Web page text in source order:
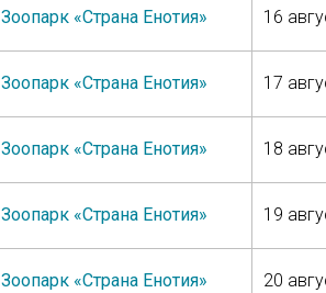
Зоопарк «Страна Енотия» 16
Зоопарк «Страна Енотия» 17
Зоопарк «Страна Енотия» 18
Зоопарк «Страна Енотия» 19
Зоопарк «Страна Енотия» 20